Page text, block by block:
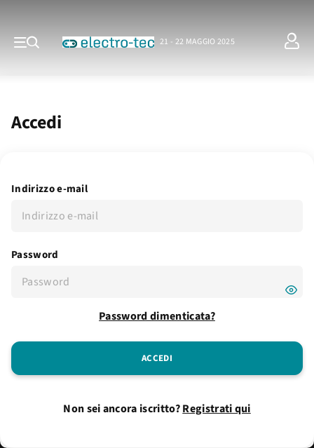
21 - 22 MAGGIO 2025
Accedi
Indirizzo e-mail
Password
Password dimenticata?
Non sei ancora iscritto?Registrati qui